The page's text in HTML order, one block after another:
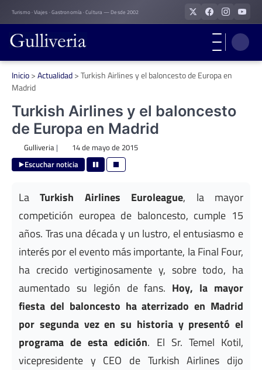
Skip
to
content
Turismo · Viajes · Gastronomía · Cultura — Desde 2002
Inicio>Actualidad>Turkish Airlines y el baloncesto de Europa en
Madrid
Turkish Airlines y el baloncesto
de Europa en Madrid
Gulliveria| 14 de mayo de 2015
Escuchar noticia
LaTurkish Airlines Euroleague, la mayor
competición europea de baloncesto, cumple 15
años. Tras una década y un lustro, el entusiasmo e
interés por el evento más importante, la Final Four,
ha crecido vertiginosamente y, sobre todo, ha
aumentado su legión de fans. Hoy, la mayor
fiesta del baloncesto ha aterrizado en Madrid
por segunda vez en su historia y presentó el
programa de esta edición. El Sr. Temel Kotil,
vicepresidente y CEO de Turkish Airlines dijo